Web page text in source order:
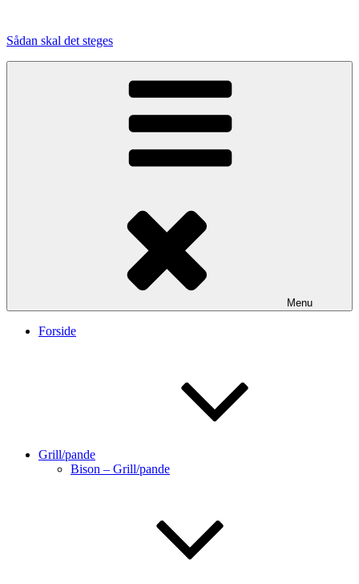
indhold
Sådan skal det steges
Menu
Forside
Grill/pande
Bison – Grill/pande